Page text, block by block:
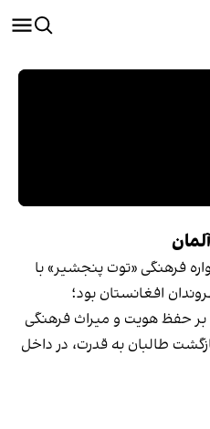
فرهنگی «توت پنجشیر» با
افغانستان بود؛
بر حفظ هویت و میراث فرهنگی
طالبان به قدرت، در داخل